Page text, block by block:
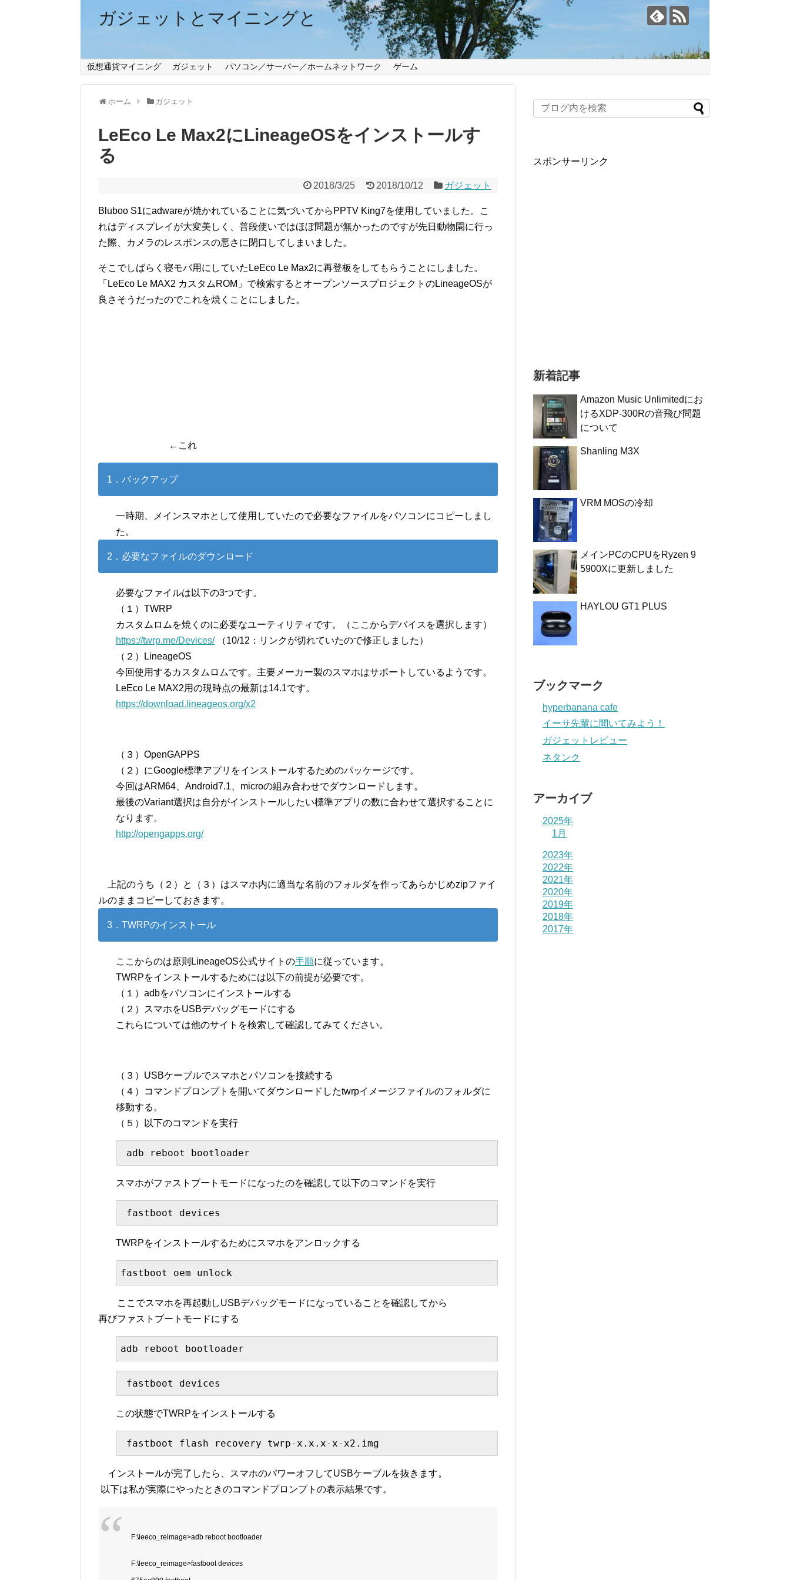
ガジェットとマイニングと
仮想通貨マイニング ガジェット パソコン／サーバー／ホームネットワーク ゲーム
ホーム ガジェット
LeEco Le Max2にLineageOSをインストールす
る
2018/3/25 2018/10/12 ガジェット
Bluboo S1にadwareが焼かれていることに気づいてからPPTV King7を使用していました。こ
れはディスプレイが大変美しく、普段使いではほぼ問題が無かったのですが先日動物園に行っ
た際、カメラのレスポンスの悪さに閉口してしまいました。
そこでしばらく寝モバ用にしていたLeEco Le Max2に再登板をしてもらうことにしました。
「LeEco Le MAX2 カスタムROM」で検索するとオープンソースプロジェクトのLineageOSが
良さそうだったのでこれを焼くことにしました。
←これ
1．バックアップ
一時期、メインスマホとして使用していたので必要なファイルをパソコンにコピーしまし
た。
2．必要なファイルのダウンロード
必要なファイルは以下の3つです。
（１）TWRP
カスタムロムを焼くのに必要なユーティリティです。（ここからデバイスを選択します）
https://twrp.me/Devices/（10/12：リンクが切れていたので修正しました）
（２）LineageOS
今回使用するカスタムロムです。主要メーカー製のスマホはサポートしているようです。
LeEco Le MAX2用の現時点の最新は14.1です。
https://download.lineageos.org/x2
（３）OpenGAPPS
（２）にGoogle標準アプリをインストールするためのパッケージです。
今回はARM64、Android7.1、microの組み合わせでダウンロードします。
最後のVariant選択は自分がインストールしたい標準アプリの数に合わせて選択することに
なります。
http://opengapps.org/
上記のうち（２）と（３）はスマホ内に適当な名前のフォルダを作ってあらかじめzipファイ
ルのままコピーしておきます。
3．TWRPのインストール
ここからのは原則LineageOS公式サイトの手順に従っています。
TWRPをインストールするためには以下の前提が必要です。
（１）adbをパソコンにインストールする
（２）スマホをUSBデバッグモードにする
これらについては他のサイトを検索して確認してみてください。
（３）USBケーブルでスマホとパソコンを接続する
（４）コマンドプロンプトを開いてダウンロードしたtwrpイメージファイルのフォルダに
移動する。
（５）以下のコマンドを実行
adb reboot bootloader
スマホがファストブートモードになったのを確認して以下のコマンドを実行
fastboot devices
TWRPをインストールするためにスマホをアンロックする
fastboot oem unlock
ここでスマホを再起動しUSBデバッグモードになっていることを確認してから
再びファストブートモードにする
adb reboot bootloader
fastboot devices
この状態でTWRPをインストールする
fastboot flash recovery twrp-x.x.x-x-x2.img
インストールが完了したら、スマホのパワーオフしてUSBケーブルを抜きます。
以下は私が実際にやったときのコマンドプロンプトの表示結果です。
F:\leeco_reimage>adb reboot bootloader
F:\leeco_reimage>fastboot devices
スポンサーリンク
新着記事
Amazon Music Unlimitedにお
けるXDP-300Rの音飛び問題
について
Shanling M3X
VRM MOSの冷却
メインPCのCPUをRyzen 9
5900Xに更新しました
HAYLOU GT1 PLUS
ブックマーク
hyperbanana cafe
イーサ先輩に聞いてみよう！
ガジェットレビュー
ネタンク
アーカイブ
2025年
1月
2023年
2022年
2021年
2020年
2019年
2018年
2017年